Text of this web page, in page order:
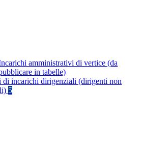
amministrativi di vertice (da
in tabelle)
di incarichi dirigenziali (dirigenti non
5